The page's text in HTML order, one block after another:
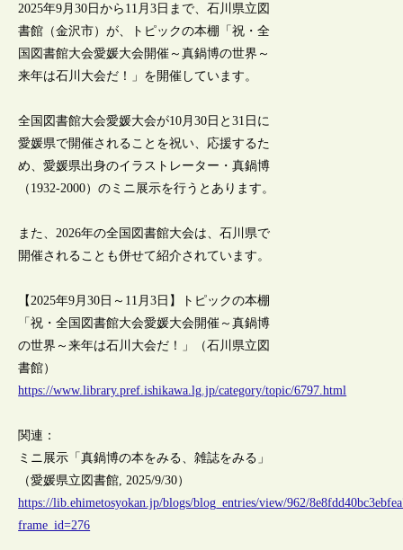
2025年9月30日から11月3日まで、石川県立図
書館（金沢市）が、トピックの本棚「祝・全
国図書館大会愛媛大会開催～真鍋博の世界～
来年は石川大会だ！」を開催しています。
全国図書館大会愛媛大会が10月30日と31日に
愛媛県で開催されることを祝い、応援するた
め、愛媛県出身のイラストレーター・真鍋博
（1932-2000）のミニ展示を行うとあります。
また、2026年の全国図書館大会は、石川県で
開催されることも併せて紹介されています。
【2025年9月30日～11月3日】トピックの本棚
「祝・全国図書館大会愛媛大会開催～真鍋博
の世界～来年は石川大会だ！」（石川県立図
書館）
https://www.library.pref.ishikawa.lg.jp/category/topic/6797.html
関連：
ミニ展示「真鍋博の本をみる、雑誌をみる」
（愛媛県立図書館, 2025/9/30）
https://lib.ehimetosyokan.jp/blogs/blog_entries/view/962/
frame_id=276